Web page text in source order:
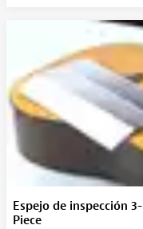
Espejo de inspección 3-
Piece